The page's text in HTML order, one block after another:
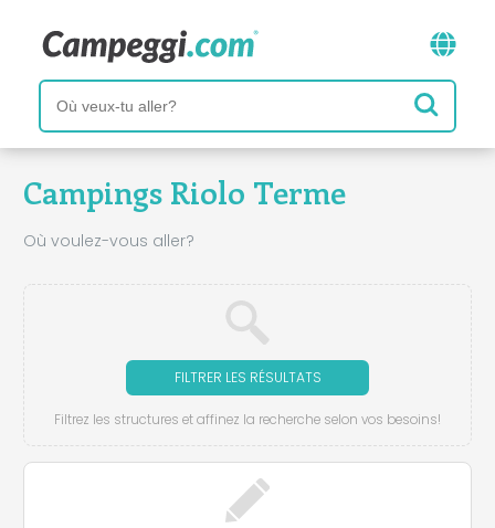
Campings Riolo Terme
Où voulez-vous aller?
FILTRER LES RÉSULTATS
Filtrez les structures et affinez la recherche selon vos besoins!